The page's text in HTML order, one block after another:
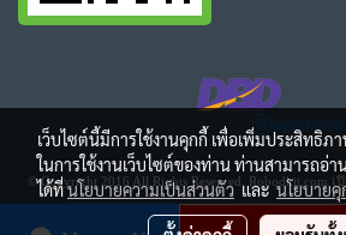
© Copyright 2016 All Rights Reserved. Robodkit.com
ผู้เข้าชมวันนี้
เว็บไซต์นี้มีการใช้งานคุกกี้ เพื่อเพิ่มประสิทธิ
ในการใช้งานเว็บไซต์ของท่าน ท่านสามารถอ่า
ได้ที่นโยบายความเป็นส่วนตัวและนโยบายคุ